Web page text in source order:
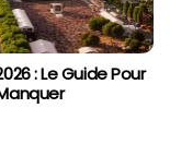
: Le Guide Pour